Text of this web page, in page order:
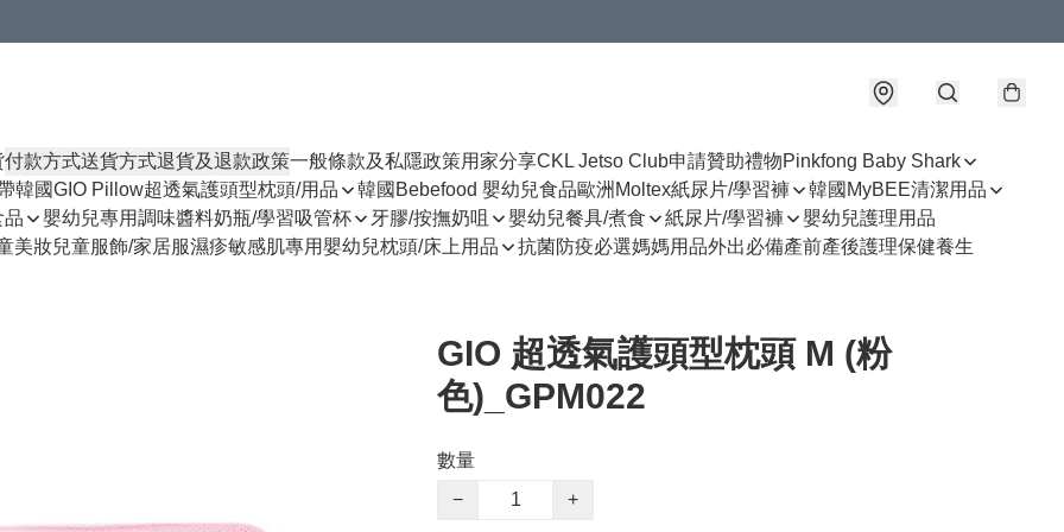
付款方式送貨方式退貨及退款政策一般條款及私隱政策用家分享CKL Jetso Club申請贊助禮物Pinkfong Baby Shark
韓國GIO Pillow超透氣護頭型枕頭/用品 韓國Bebefood 嬰幼兒食品歐洲Moltex紙尿片/學習褲
韓國MyBEE清潔用品
品
嬰幼兒專用調味醬料奶瓶/學習吸管杯 牙膠/按撫奶咀 嬰幼兒餐具/煮食 紙尿片/學習褲
嬰幼兒護理用品
美妝兒童服飾/家居服濕疹敏感肌專用嬰幼兒枕頭/床上用品 抗菌防疫必選媽媽用品外出必備產前產後護理保健養生
GIO 超透氣護頭型枕頭 M (粉
色)_GPM022
數量
−
+